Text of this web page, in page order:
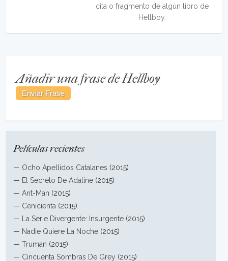
cita o fragmento de algún libro de
Hellboy.
Añadir una frase de Hellboy
Películas recientes
— Ocho Apellidos Catalanes (2015)
— El Secreto De Adaline (2015)
—Ant-Man (2015)
— Cenicienta (2015)
—
La Serie Divergente: Insurgente (2015)
— Nadie Quiere La Noche (2015)
—Truman (2015)
— Cincuenta Sombras De Grey (2015)